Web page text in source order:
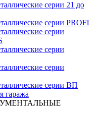
серии 21 до
серии PROFI
серии
серии
серии
серии ВП
гаража